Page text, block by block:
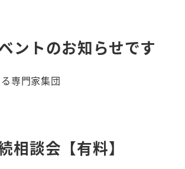
ントのお知らせです
専門家集団
談会【有料】